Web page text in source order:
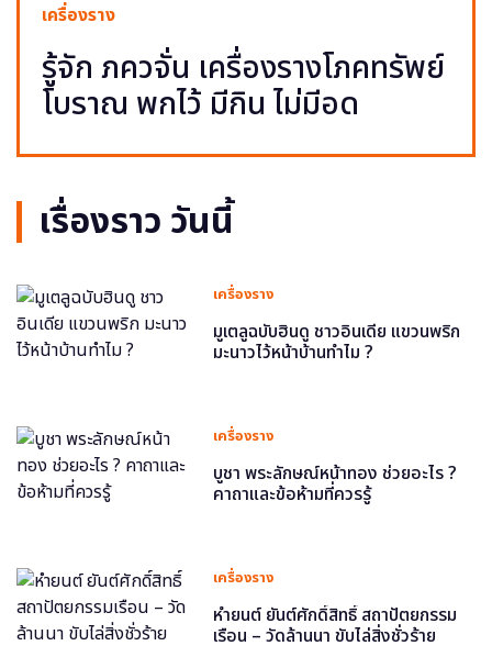
เครื่องราง
รู้จัก ภควจั่น เครื่องรางโภคทรัพย์
โบราณ พกไว้ มีกิน ไม่มีอด
เรื่องราว วันนี้
เครื่องราง
มูเตลูฉบับฮินดู ชาวอินเดีย แขวนพริก
มะนาวไว้หน้าบ้านทำไม ?
เครื่องราง
บูชา พระลักษณ์หน้าทอง ช่วยอะไร ?
คาถาและข้อห้ามที่ควรรู้
เครื่องราง
หำยนต์ ยันต์ศักดิ์สิทธิ์ สถาปัตยกรรม
เรือน – วัดล้านนา ขับไล่สิ่งชั่วร้าย